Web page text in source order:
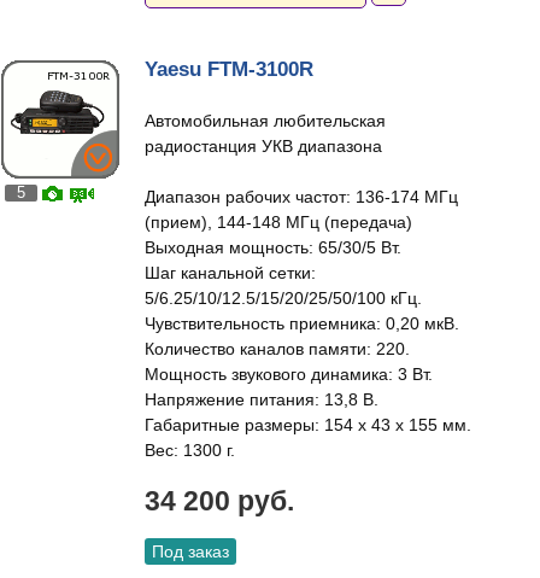
5
Yaesu FTM-3100R
Автомобильная любительская
радиостанция УКВ диапазона
Диапазон рабочих частот: 136-174 МГц
(прием), 144-148 МГц (передача)
Выходная мощность: 65/30/5 Вт.
Шаг канальной сетки:
5/6.25/10/12.5/15/20/25/50/100 кГц.
Чувствительность приемника: 0,20 мкВ.
Количество каналов памяти: 220.
Мощность звукового динамика: 3 Вт.
Напряжение питания: 13,8 В.
Габаритные размеры: 154 x 43 x 155 мм.
Вес: 1300 г.
34 200 руб.
Под заказ